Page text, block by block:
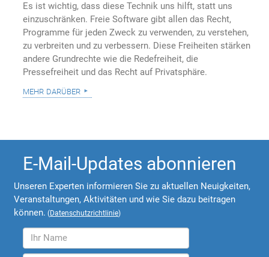
Es ist wichtig, dass diese Technik uns hilft, statt uns
einzuschränken. Freie Software gibt allen das Recht,
Programme für jeden Zweck zu verwenden, zu verstehen,
zu verbreiten und zu verbessern. Diese Freiheiten stärken
andere Grundrechte wie die Redefreiheit, die
Pressefreiheit und das Recht auf Privatsphäre.
mehr darüber
E-Mail-Updates abonnieren
Unseren Experten informieren Sie zu aktuellen Neuigkeiten,
Veranstaltungen, Aktivitäten und wie Sie dazu beitragen
können. (Datenschutzrichtlinie)